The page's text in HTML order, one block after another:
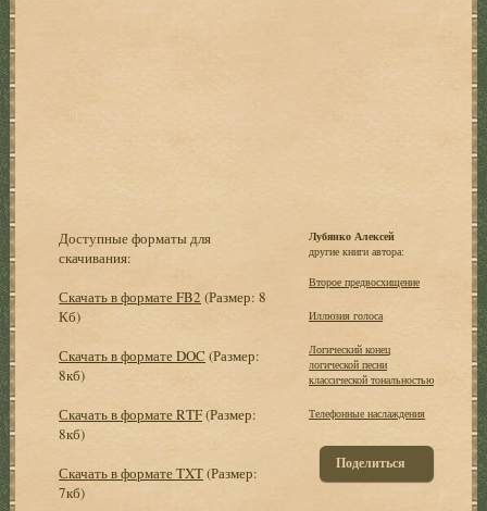
Доступные форматы для
скачивания:
Скачать в формате FB2 (Размер: 8
Кб)
Скачать в формате DOC (Размер:
8кб)
Скачать в формате RTF(Размер:
8кб)
Скачать в формате TXT(Размер:
7кб)
Лубянко Алексей
другие книги автора:
Второе предвосхищение
Иллюзия голоса
Логический конец
логической песни
классической тональностью
Телефонные наслаждения
Поделиться